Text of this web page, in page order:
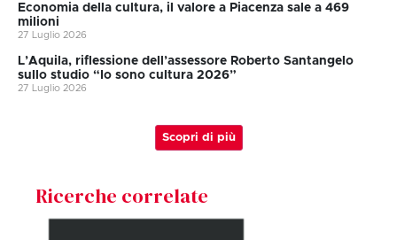
Economia della cultura, il valore a Piacenza sale a 469
milioni
27 Luglio 2026
L’Aquila, riflessione dell’assessore Roberto Santangelo
sullo studio “Io sono cultura 2026”
27 Luglio 2026
Scopri di più
Ricerche correlate